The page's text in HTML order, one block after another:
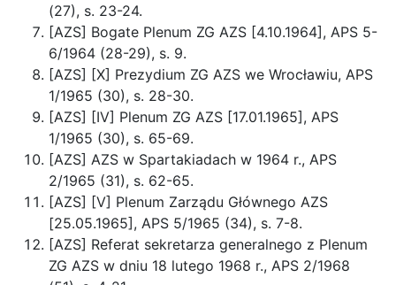
(27), s. 23-24.
[AZS] Bogate Plenum ZG AZS [4.10.1964], APS 5-
6/1964 (28-29), s. 9.
[AZS] [X] Prezydium ZG AZS we Wrocławiu, APS
1/1965 (30), s. 28-30.
[AZS] [IV] Plenum ZG AZS [17.01.1965], APS
1/1965 (30), s. 65-69.
[AZS] AZS w Spartakiadach w 1964 r., APS
2/1965 (31), s. 62-65.
[AZS] [V] Plenum Zarządu Głównego AZS
[25.05.1965], APS 5/1965 (34), s. 7-8.
[AZS] Referat sekretarza generalnego z Plenum
ZG AZS w dniu 18 lutego 1968 r., APS 2/1968